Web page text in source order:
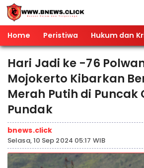
Home Peristiwa Hukum dan
Hari Jadi ke -76
Mojokerto Kibarkan
Merah Putih di Puncak
Pundak
bnews.click
Selasa, 10 Sep 2024 05:17 WIB